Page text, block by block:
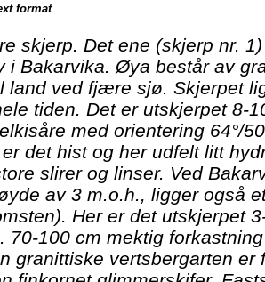
format
skjerp. Det ene (skjerp nr.
i Bakarvika. Øya består av
land ved fjære sjø. Skjerpet
tiden. Det er utskjerpet 8-
med orientering 64°/
det hist og her udfelt litt
slirer og linser. Ved
av 3 m.o.h., ligger også
Her er det utskjerpet
70-100 cm mektig
granittiske vertsbergarten er